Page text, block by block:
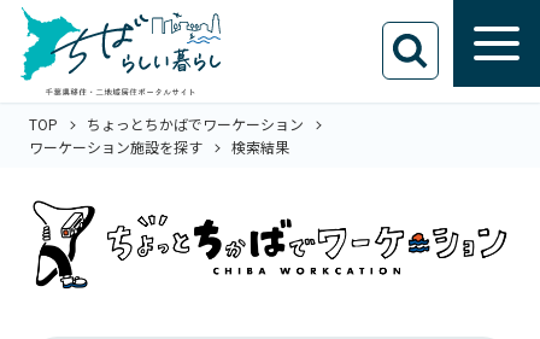
TOP
ちょっとちかばでワーケーション
ワーケーション施設を探す
検索結果